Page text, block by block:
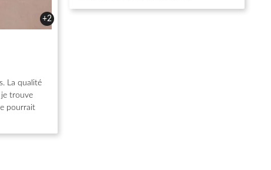
+2
La qualité
je trouve
pourrait